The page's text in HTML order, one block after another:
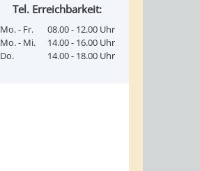
Tel. Erreichbarkeit:
Mo. - Fr.
08.00 - 12.00 Uhr
Mo. - Mi.
14.00 - 16.00 Uhr
Do.
14.00 - 18.00 Uhr